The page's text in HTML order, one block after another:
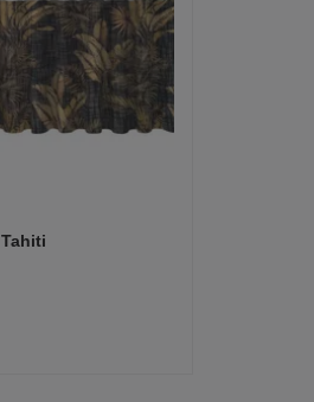
Tahiti